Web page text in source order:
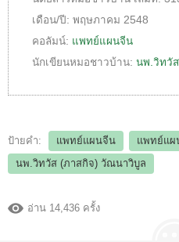
เดือน/ปี: พฤษภาคม 2548
คอลัมน์: แพทย์แผนจีน
นักเขียนหมอชาวบ้าน: นพ.วิทวั
ป้ายคำ: แพทย์แผนจีน
แพทย์แผ
นพ.วิทวัส (ภาสกิจ) วัณนาวิบูล
อ่าน 14,436 ครั้ง